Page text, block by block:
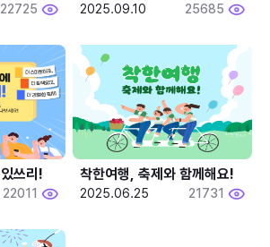
22725 2025.09.10 25685
쓰리!
22011
착한여행, 축제와 함께해요!
2025.06.25 21731